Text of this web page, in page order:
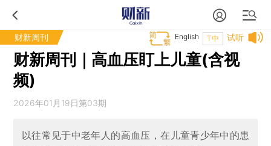
财新周刊 试听
T中
English
财新周刊｜高血压盯上儿童(含视
频)
2026年01月19日第03期
以往常见于中老年人的高血压，在儿童青少年中的患